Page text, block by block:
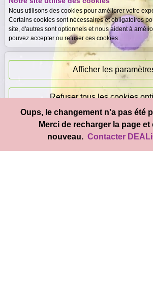
Nous utilisons des cookies pour améliorer votre
Certains cookies sont nécessaires et obligatoires
site, d'autres sont optionnels et nous aident à
pouvez accepter ou refuser ces cookies.
Afficher les
Refuser tous les cookies
Accepter tous les
Expertise
gratuite
Paiement
immédiat
© 2026 DEALiCASH- Tous
Oups, le changement n'a pas été
Merci de recharger la page et
nouveau. Contacter